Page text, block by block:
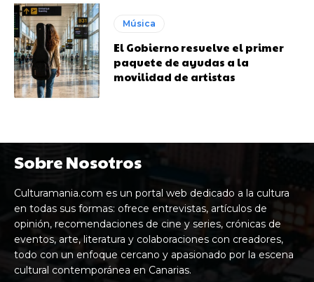
Música
El Gobierno resuelve el primer
paquete de ayudas a la
movilidad de artistas
Sobre Nosotros
Culturamania.com es un portal web dedicado a la cultura
en todas sus formas: ofrece entrevistas, artículos de
opinión, recomendaciones de cine y series, crónicas de
eventos, arte, literatura y colaboraciones con creadores,
todo con un enfoque cercano y apasionado por la escena
cultural contemporánea en Canarias.